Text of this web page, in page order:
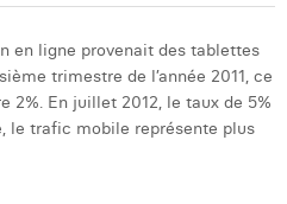
en ligne provenait des tablettes
trimestre de l’année 2011, ce
2%. En juillet 2012, le taux de 5%
le trafic mobile représente plus